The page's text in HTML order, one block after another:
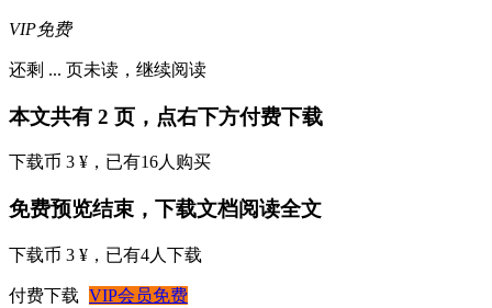
VIP免费
还剩 ... 页未读， 继续阅读
本文共有 2 页，点右下方付费下载
下载币 3 ¥ ，已有16人购买
免费预览结束，下载文档阅读全文
下载币 3 ¥ ，已有4人下载
付费下载 VIP会员免费